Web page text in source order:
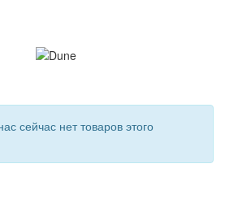
сейчас нет товаров этого